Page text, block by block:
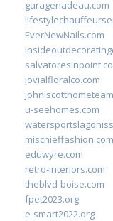
garagenadeau.com
EverNewNails.com
jovialfloralco.com
u-seehomes.com
mischieffashion.com
eduwyre.com
retro-interiors.com
theblvd-boise.com
fpet2023.org
e-smart2022.org